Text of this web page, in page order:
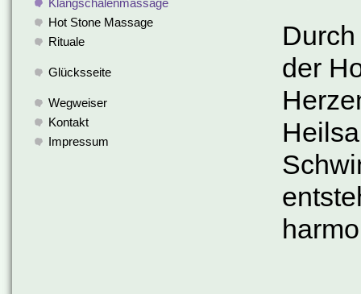
Klangschalenmassage
Hot Stone Massage
Rituale
Glücksseite
Wegweiser
Kontakt
Impressum
der